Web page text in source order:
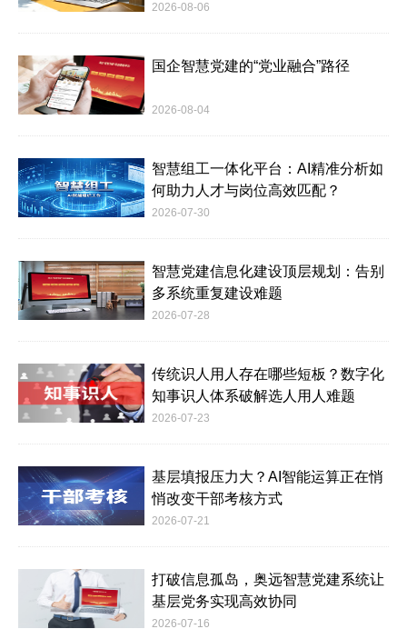
2026-08-06
国企智慧党建的“党业融合”路径
2026-08-04
智慧组工一体化平台：AI精准分析如
何助力人才与岗位高效匹配？
2026-07-30
智慧党建信息化建设顶层规划：告别
多系统重复建设难题
2026-07-28
传统识人用人存在哪些短板？数字化
知事识人体系破解选人用人难题
2026-07-23
基层填报压力大？AI智能运算正在悄
悄改变干部考核方式
2026-07-21
打破信息孤岛，奥远智慧党建系统让
基层党务实现高效协同
2026-07-16